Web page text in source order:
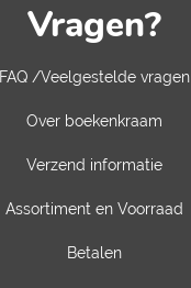
Vragen?
FAQ /Veelgestelde vragen
Over boekenkraam
Verzend informatie
Assortiment en Voorraad
Betalen